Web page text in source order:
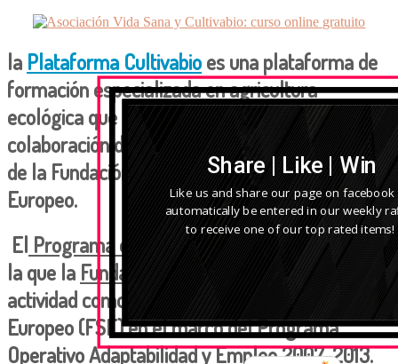
la Plataforma Cultivabioesuna plataforma de
formación especializada en agricultura
ecológica que pudo desarrollarse con la
colaboración delPrograma Empleaverde2008
de la Fundación Biodiversidad y el Fondo Social
Europeo.
El Programa empleaverdees la iniciativa con
la que la Fundación Biodiversidad desarrolla su
actividad como entidad gestora del Fondo Social
Europeo (FSE) en el marco del Programa
Operativo Adaptabilidad y Empleo 2007-2013.
Share | Like | Win
Like us and share our page on
automatically be entered in our weekly
to receive one of our top rated items!